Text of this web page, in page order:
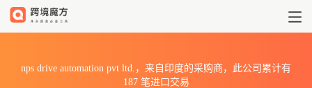
nps drive automation pvt ltd.，来自印度的采购商，此公司累计有
187笔进口交易